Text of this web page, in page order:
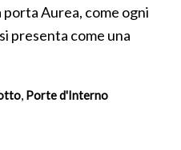
Aurea, come ogni
presenta come una
Porte d'Interno